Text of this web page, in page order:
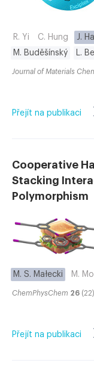
R. Yi C. Hung J.
M. Buděšínský
L.
Journal of Materials
Přejít na publikaci
Cooperative
Stacking
Polymorphism
M. S. Małecki M.
ChemPhysChem 26
Přejít na publikaci